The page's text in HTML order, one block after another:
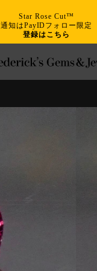
Star Rose Cut™
通知はPayIDフォロー限定
登録はこちら